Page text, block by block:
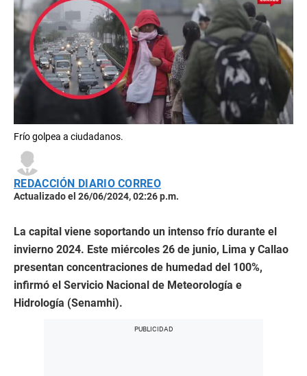
Frío golpea a ciudadanos.
REDACCIÓN DIARIO CORREO
Actualizado el 26/06/2024, 02:26 p.m.
La capital viene soportando un intenso frío durante el
invierno 2024. Este miércoles 26 de junio, Lima y Callao
presentan concentraciones de humedad del 100%,
infirmó el Servicio Nacional de Meteorología e
Hidrología (Senamhi).